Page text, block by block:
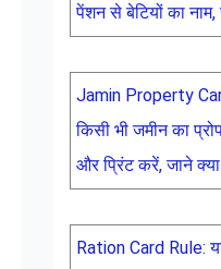
पेंशन से बेटियों का नाम,
Jamin Property
किसी भी जमीन का
और प्रिंट करें, जाने क्या
Ration Card Rule: